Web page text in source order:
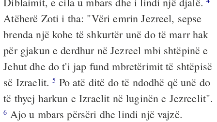
Atëherë Zoti i tha: "Vëri emrin Jezreel, sepse
brenda një kohe të shkurtër unë do të marr hak
për gjakun e derdhur në Jezreel mbi shtëpinë e
Jehut dhe do t'i jap fund mbretërimit të shtëpisë
së Izraelit.5 Po atë ditë do të ndodhë që unë do
të thyej harkun e Izraelit në luginën e Jezreelit".
6 Ajo u mbars përsëri dhe lindi një vajzë.